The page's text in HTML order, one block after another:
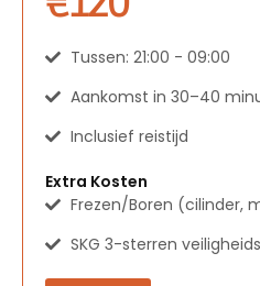
Tussen: 21:00 - 09:00
Aankomst in 30–40
Inclusief reistijd
Extra Kosten
Frezen/Boren (cilinder,
SKG 3-sterren